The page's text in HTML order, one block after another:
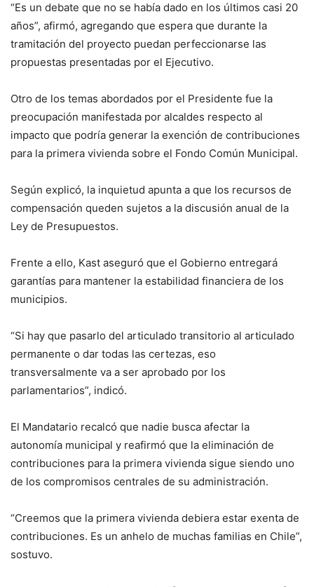
“Es un debate que no se había dado en los últimos casi 20
años”, afirmó, agregando que espera que durante la
tramitación del proyecto puedan perfeccionarse las
propuestas presentadas por el Ejecutivo.
Otro de los temas abordados por el Presidente fue la
preocupación manifestada por alcaldes respecto al
impacto que podría generar la exención de contribuciones
para la primera vivienda sobre el Fondo Común Municipal.
Según explicó, la inquietud apunta a que los recursos de
compensación queden sujetos a la discusión anual de la
Ley de Presupuestos.
Frente a ello, Kast aseguró que el Gobierno entregará
garantías para mantener la estabilidad financiera de los
municipios.
“Si hay que pasarlo del articulado transitorio al articulado
permanente o dar todas las certezas, eso
transversalmente va a ser aprobado por los
parlamentarios”, indicó.
El Mandatario recalcó que nadie busca afectar la
autonomía municipal y reafirmó que la eliminación de
contribuciones para la primera vivienda sigue siendo uno
de los compromisos centrales de su administración.
“Creemos que la primera vivienda debiera estar exenta de
contribuciones. Es un anhelo de muchas familias en Chile”,
sostuvo.